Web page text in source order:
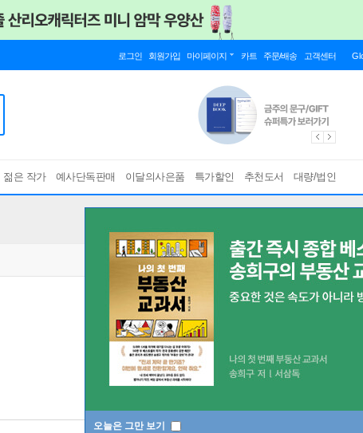
로그인 회원가입 마이페이지 카트 주문/배송 고객센터
젊은 작가 예사단독판매 이달의사은품 특가할인 추천도서 대량/법인
오늘은 그만 보기